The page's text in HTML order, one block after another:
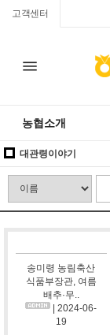
고객센터
농협소개
대관령이야기
송미령 농림축산
식품부장관, 여름
배추·무..
| 2024-06-
19